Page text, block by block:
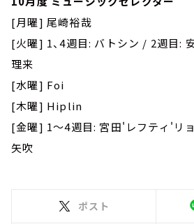
[月曜] 尾崎裕哉
[火曜] 1、4週目: バトシン / 2週目:
理来
[水曜] Foi
[木曜] Hiplin
[金曜] 1～4週目: 宮田'レフティ'リ
矢吹
ポスト